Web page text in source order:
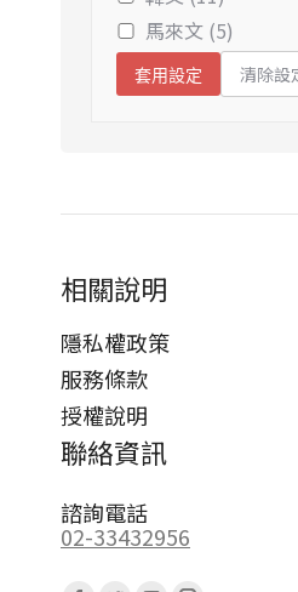
馬來文 (5)
套用設定 清除設
相關說明
隱私權政策
服務條款
授權說明
聯絡資訊
諮詢電話
02-33432956